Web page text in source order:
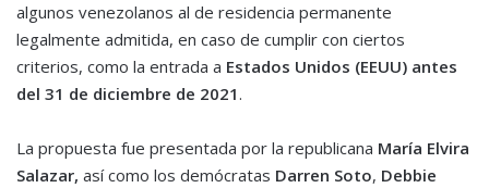
algunos venezolanos al de residencia permanente
legalmente admitida, en caso de cumplir con ciertos
criterios, como la entrada a Estados Unidos (EEUU) antes
del 31 de diciembre de 2021.
La propuesta fue presentada por la republicana María Elvira
Salazar, así como los demócratas Darren Soto, Debbie